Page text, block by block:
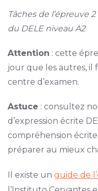
Tâches de l’épreuve
du DELE niveau A2
Attention : cette
jour que les autres, il
centre d’examen.
Astuce : consultez
d’expression écrite
compréhension
préparer au mieux
Il existe un guide de